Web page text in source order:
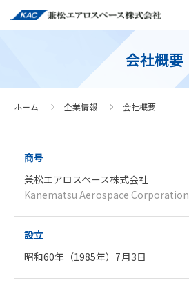
会社概要
ホーム 企業情報 会社概要
商号
兼松エアロスペース株式会社
Kanematsu Aerospace Corporation
設立
昭和60年（1985年）7月3日